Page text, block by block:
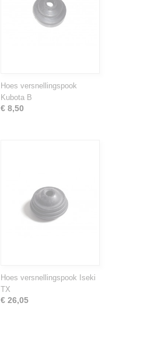
Hoes versnellingspook
Kubota B
€ 8,50
Hoes versnellingspook Iseki
TX
€ 26,05